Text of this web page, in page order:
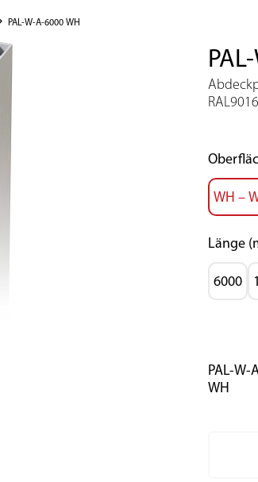
PAL-W-A-6000 WH
WH –
Länge
6000
PAL-W-
WH